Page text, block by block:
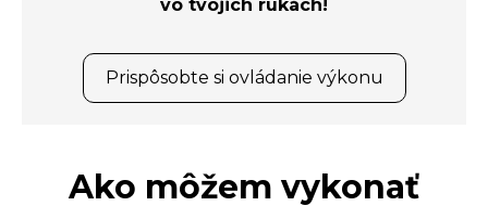
vo tvojich rukách!
Prispôsobte si ovládanie výkonu
Ako môžem vykonať